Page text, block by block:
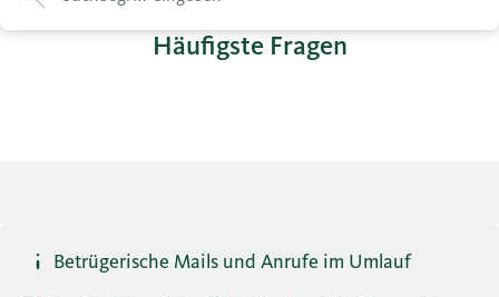
Häufigste Fragen
Betrügerische Mails und Anrufe im Umlauf